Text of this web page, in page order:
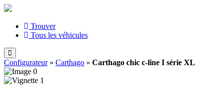
Trouver
Tous les véhicules
Configurateur» Carthago » Carthago chic c-line I série XL